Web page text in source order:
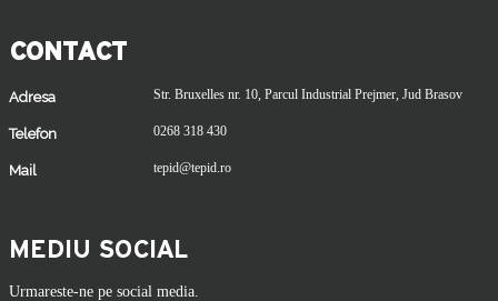
CONTACT
Adresa Str. Bruxelles nr. 10, Parcul Industrial Prejmer, Jud Brasov
Telefon 0268 318 430
Mail tepid@tepid.ro
MEDIU SOCIAL
Urmareste-ne pe social media.